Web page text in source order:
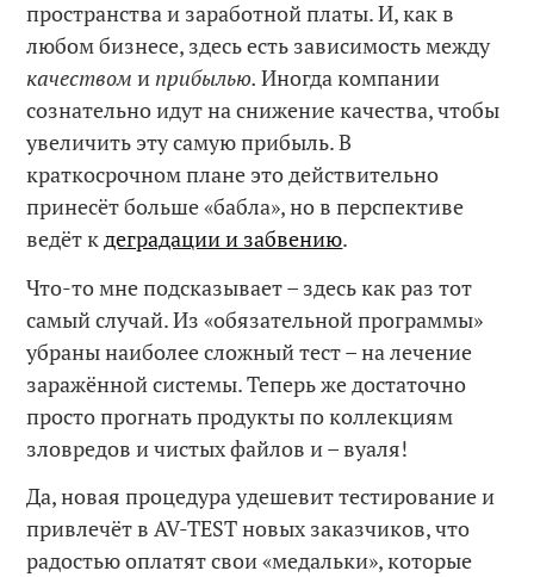
пространства и заработной платы. И, как в
любом бизнесе, здесь есть зависимость между
качествомиприбылью.Иногда компании
сознательно идут на снижение качества, чтобы
увеличить эту самую прибыль. В
краткосрочном плане это действительно
принесёт больше «бабла», но в перспективе
ведёт кдеградации и забвению.
Что-то мне подсказывает – здесь как раз тот
самый случай. Из «обязательной программы»
убраны наиболее сложный тест – на лечение
заражённой системы. Теперь же достаточно
просто прогнать продукты по коллекциям
зловредов и чистых файлов и – вуаля!
Да, новая процедура удешевит тестирование и
привлечёт в AV-TEST новых заказчиков, что
радостью оплатят свои «медальки», которые